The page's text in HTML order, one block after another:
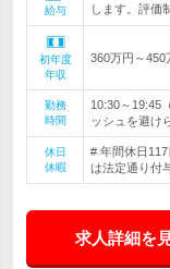
給与
します。評価
初年度
年収
360万円～450
勤務
時間
10:30～19:45
ッシュを避け
休日
休暇
# 年間休日
は法定通り付
求人詳細を